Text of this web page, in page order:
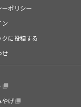
ーポリシー
ン
に投稿する
せ
やげ